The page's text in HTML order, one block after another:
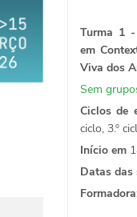
Turma 1 -
em
Viva dos
Sem
Ciclos de
ciclo, 3.º
Início em
Datas das